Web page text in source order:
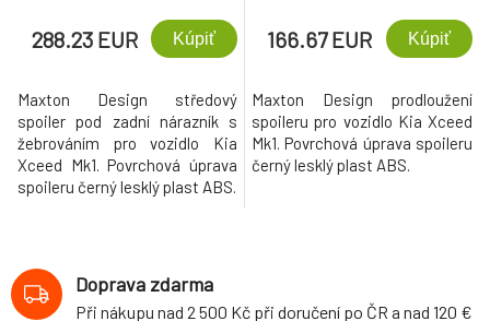
288.23 EUR Kúpiť
Maxton Design středový
spoiler pod zadní nárazník s
žebrováním pro vozidlo Kia
Xceed Mk1. Povrchová úprava
spoileru černý lesklý plast ABS.
166.67 EUR Kúpiť
Maxton Design prodloužení
spoileru pro vozidlo Kia Xceed
Mk1. Povrchová úprava spoileru
černý lesklý plast ABS.
Doprava zdarma
Při nákupu nad 2 500 Kč při doručení po ČR a nad 120 €